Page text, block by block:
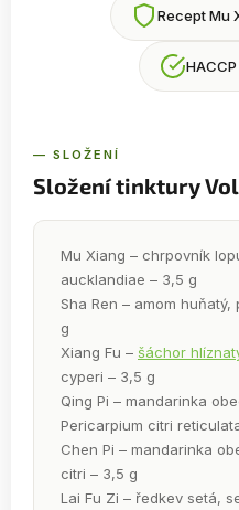
Recept Mu
— SLOŽENÍ
Složení tinktury
Mu Xiang – chrpovník
aucklandiae – 3,5 g
Sha Ren – amom
g
Xiang Fu – šáchor
cyperi – 3,5 g
Qing Pi – mandarinka
Pericarpium citri
Chen Pi – mandarinka
citri – 3,5 g
Lai Fu Zi – ředkev setá,